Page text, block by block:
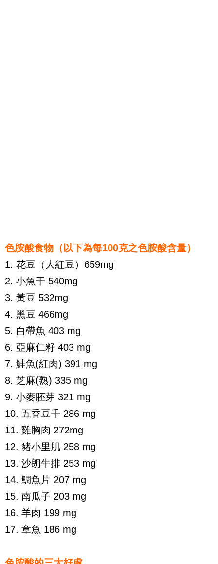
色胺酸食物（以下為每100克之色胺酸含量）
1. 花豆（大紅豆）659mg
2. 小魚干 540mg
3. 黃豆 532mg
4. 黑豆 466mg
5. 白帶魚 403 mg
6. 亞麻仁籽 403 mg
7. 鮭魚(紅肉) 391 mg
8. 芝麻(熟) 335 mg
9. 小麥胚芽 321 mg
10. 五香豆千 286 mg
11. 雞胸肉 272mg
12. 豬小里肌 258 mg
13. 沙朗牛排 253 mg
14. 鯛魚片 207 mg
15. 南瓜子 203 mg
16. 羊肉 199 mg
17. 章魚 186 mg